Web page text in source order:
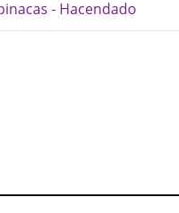
- Hacendado